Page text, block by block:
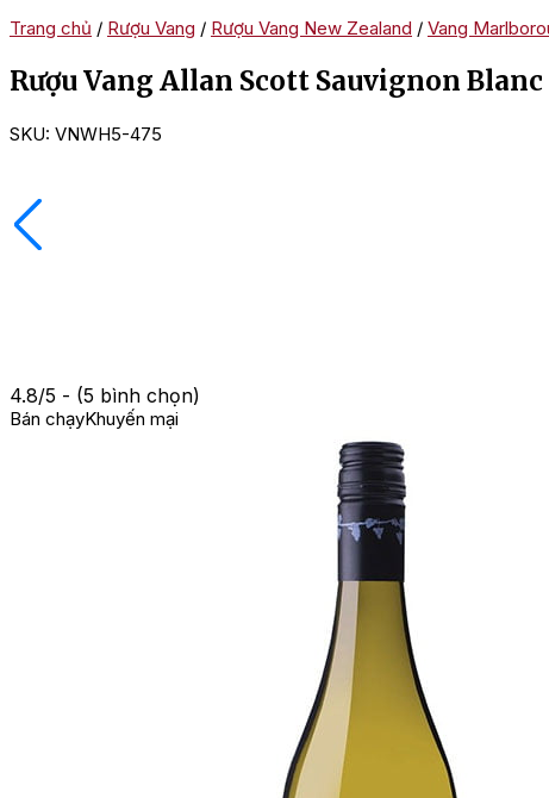
Trang chủ / Rượu Vang / Rượu Vang New Zealand / Vang
Rượu Vang Allan Scott Sauvignon
SKU: VNWH5-475
4.8/5 - (5 bình chọn)
Bán chạyKhuyến mại